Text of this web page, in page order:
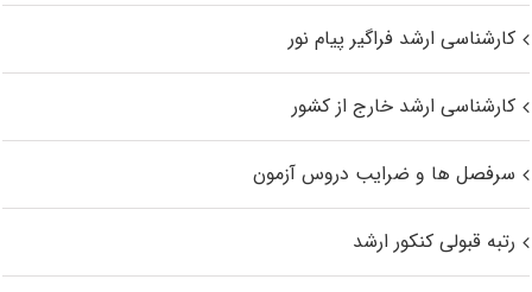
کارشناسی ارشد فراگیر پیام نور
کارشناسی ارشد خارج از کشور
سرفصل ها و ضرایب دروس آزمون
رتبه قبولی کنکور ارشد